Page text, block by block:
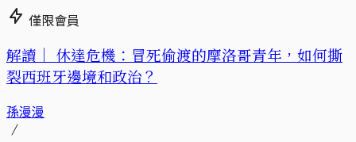
僅限會員
解讀｜ 休達危機：冒死偷渡的摩洛哥青年，如何撕
裂西班牙邊境和政治？
孫漫漫